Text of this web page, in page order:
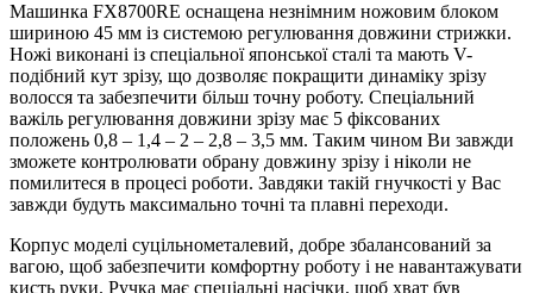
Машинка FX8700RE оснащена незнімним ножовим блоком
шириною 45 мм із системою регулювання довжини стрижки.
Ножі виконані із спеціальної японської сталі та мають V-
подібний кут зрізу, що дозволяє покращити динаміку зрізу
волосся та забезпечити більш точну роботу. Спеціальний
важіль регулювання довжини зрізу має 5 фіксованих
положень 0,8 – 1,4 – 2 – 2,8 – 3,5 мм. Таким чином Ви завжди
зможете контролювати обрану довжину зрізу і ніколи не
помилитеся в процесі роботи. Завдяки такій гнучкості у Вас
завжди будуть максимально точні та плавні переходи.
Корпус моделі суцільнометалевий, добре збалансований за
вагою, щоб забезпечити комфортну роботу і не навантажувати
кисть руки. Ручка має спеціальні насічки, щоб хват був